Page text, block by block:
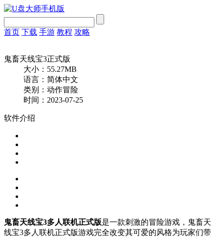
首页 下载 手游 教程 攻略
鬼畜天线宝3正式版
大小：55.27MB
语言：简体中文
类别：动作冒险
时间：2023-07-25
软件介绍
鬼畜天线宝3多人联机正式版是一款刺激的冒险游戏，鬼畜天
线宝3多人联机正式版游戏完全改变其可爱的风格为玩家们带